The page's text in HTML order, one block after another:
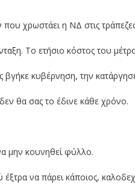
χρωστάει η ΝΔ στις
Το ετήσιο κόστος του
κυβέρνηση, την
θα σας το έδινε κάθε χρόνο.
μην κουνηθεί φύλλο.
να πάρει κάποιος,